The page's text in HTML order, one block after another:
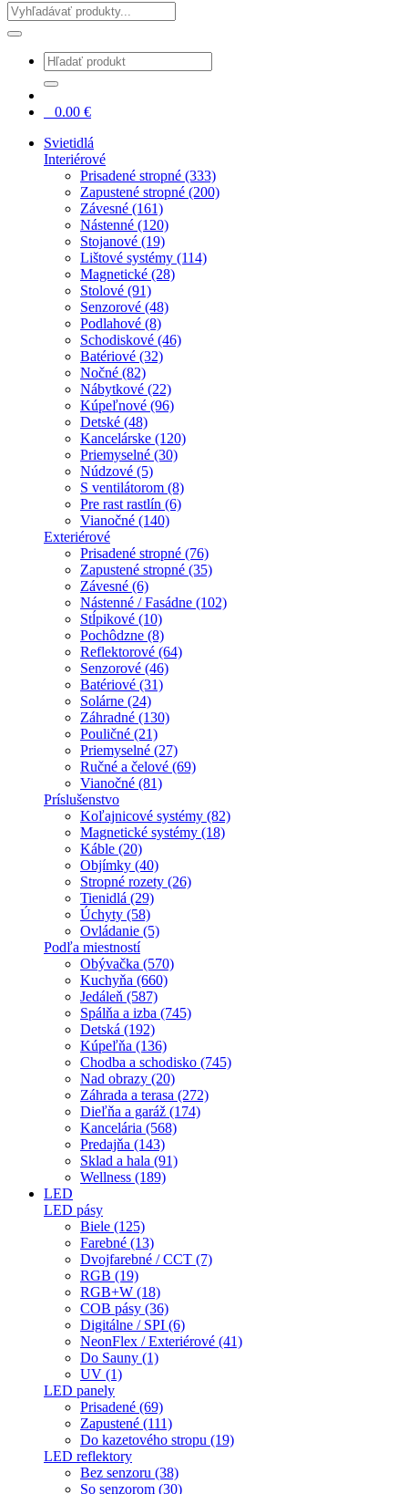
Hladať
0.00 €
Svietidlá
Interiérové
Prisadené stropné (333)
Zapustené stropné (200)
Závesné (161)
Nástenné (120)
Stojanové (19)
Lištové systémy (114)
Magnetické (28)
Stolové (91)
Senzorové (48)
Podlahové (8)
Schodiskové (46)
Batériové (32)
Nočné (82)
Nábytkové (22)
Kúpeľnové (96)
Detské (48)
Kancelárske (120)
Priemyselné (30)
Núdzové (5)
S ventilátorom (8)
Pre rast rastlín (6)
Vianočné (140)
Exteriérové
Prisadené stropné (76)
Zapustené stropné (35)
Závesné (6)
Nástenné / Fasádne (102)
Stĺpikové (10)
Pochôdzne (8)
Reflektorové (64)
Senzorové (46)
Batériové (31)
Solárne (24)
Záhradné (130)
Pouličné (21)
Priemyselné (27)
Ručné a čelové (69)
Vianočné (81)
Príslušenstvo
Koľajnicové systémy (82)
Magnetické systémy (18)
Káble (20)
Objímky (40)
Stropné rozety (26)
Tienidlá (29)
Úchyty (58)
Ovládanie (5)
Podľa miestností
Obývačka (570)
Kuchyňa (660)
Jedáleň (587)
Spálňa a izba (745)
Detská (192)
Kúpeľňa (136)
Chodba a schodisko (745)
Nad obrazy (20)
Záhrada a terasa (272)
Dieľňa a garáž (174)
Kancelária (568)
Predajňa (143)
Sklad a hala (91)
Wellness (189)
LED
LED pásy
Biele (125)
Farebné (13)
Dvojfarebné / CCT (7)
RGB (19)
RGB+W (18)
COB pásy (36)
Digitálne / SPI (6)
NeonFlex / Exteriérové (41)
Do Sauny (1)
UV (1)
LED panely
Prisadené (69)
Zapustené (111)
Do kazetového stropu (19)
LED reflektory
Bez senzoru (38)
So senzorom (30)